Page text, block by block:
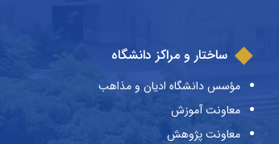
ساختار و مراکز دانشگاه
مؤسس دانشگاه ادیان و مذاهب
معاونت آموزش
معاونت پژوهش